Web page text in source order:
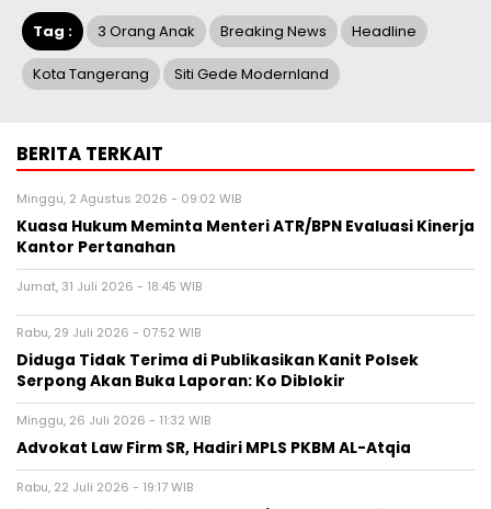
Tag : 3 Orang Anak Breaking News Headline
Kota Tangerang Siti Gede Modernland
BERITA TERKAIT
Minggu, 2 Agustus 2026 - 09:02 WIB
Kuasa Hukum Meminta Menteri ATR/BPN Evaluasi Kinerja
Kantor Pertanahan
Jumat, 31 Juli 2026 - 18:45 WIB
Rabu, 29 Juli 2026 - 07:52 WIB
Diduga Tidak Terima di Publikasikan Kanit Polsek
Serpong Akan Buka Laporan: Ko Diblokir
Minggu, 26 Juli 2026 - 11:32 WIB
Advokat Law Firm SR, Hadiri MPLS PKBM AL-Atqia
Rabu, 22 Juli 2026 - 19:17 WIB